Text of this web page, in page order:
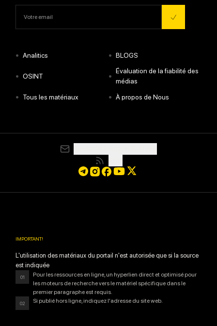
• Analitics • BLOGS
• OSINT •
Évaluation de la fiabilité des
médias
• Tous les matériaux • À propos de Nous
IMPORTANT!
L'utilisation des matériaux du portail n'est autorisée que si la source
est indiquée
01
Pour les ressources en ligne, un hyperlien direct et optimisé pour
les moteurs de recherche vers le matériel spécifique dans le
premier paragraphe est requis.
02 Si publié hors ligne, indiquez l'adresse du site web.